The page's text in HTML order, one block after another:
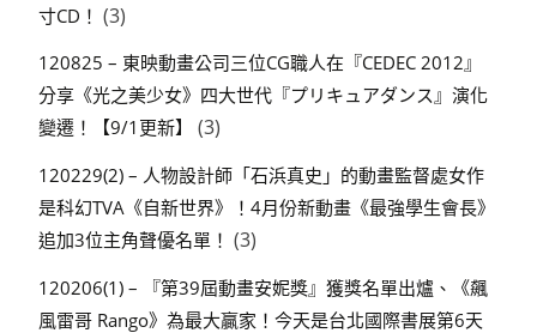
寸CD！ (3)
120825 – 東映動畫公司三位CG職人在『CEDEC 2012』
分享《光之美少女》四大世代『プリキュアダンス』演化
變遷！【9/1更新】
(3)
120229(2) – 人物設計師「石浜真史」的動畫監督處女作
是科幻TVA《自新世界》！4月份新動畫《最強學生會長》
追加3位主角聲優名單！ (3)
120206(1) – 『第39屆動畫安妮獎』獲獎名單出爐、《飆
風雷哥 Rango》為最大贏家！今天是台北國際書展第6天